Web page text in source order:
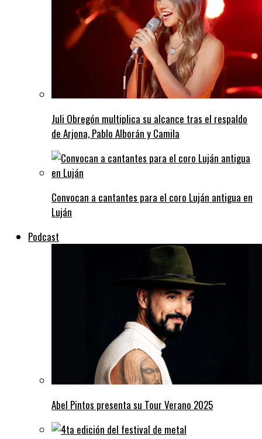
Juli Obregón multiplica su alcance tras el respaldo
de Arjona, Pablo Alborán y Camila
Convocan a cantantes para el coro Luján antigua en
Luján
Podcast
Abel Pintos presenta su Tour Verano 2025